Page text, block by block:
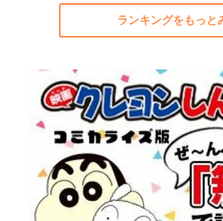
ランキングをもっと